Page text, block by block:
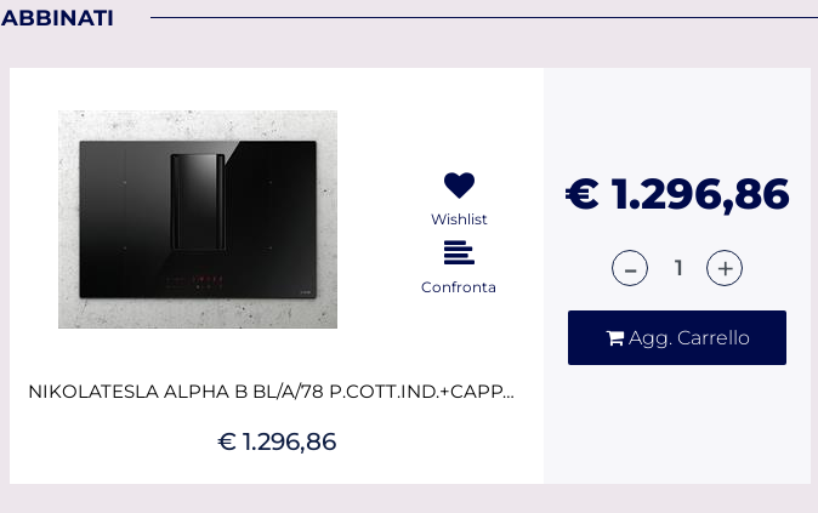
ABBINATI
Wishlist
Confronta
NIKOLATESLA ALPHA B BL/A/78 P.COTT.IND.+CAPPA ASPIR. V.NERO ELIC
€ 1.296,86
€ 1.296,86
Quantità
Agg. Carrello